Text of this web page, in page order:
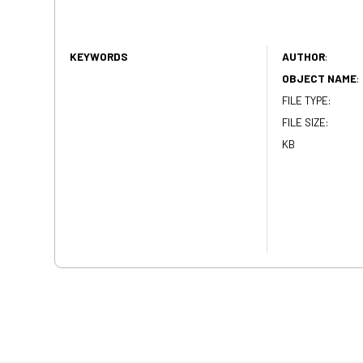
KEYWORDS AUTHOR:
OBJECT NAME:
FILE TYPE:
FILE SIZE:
KB